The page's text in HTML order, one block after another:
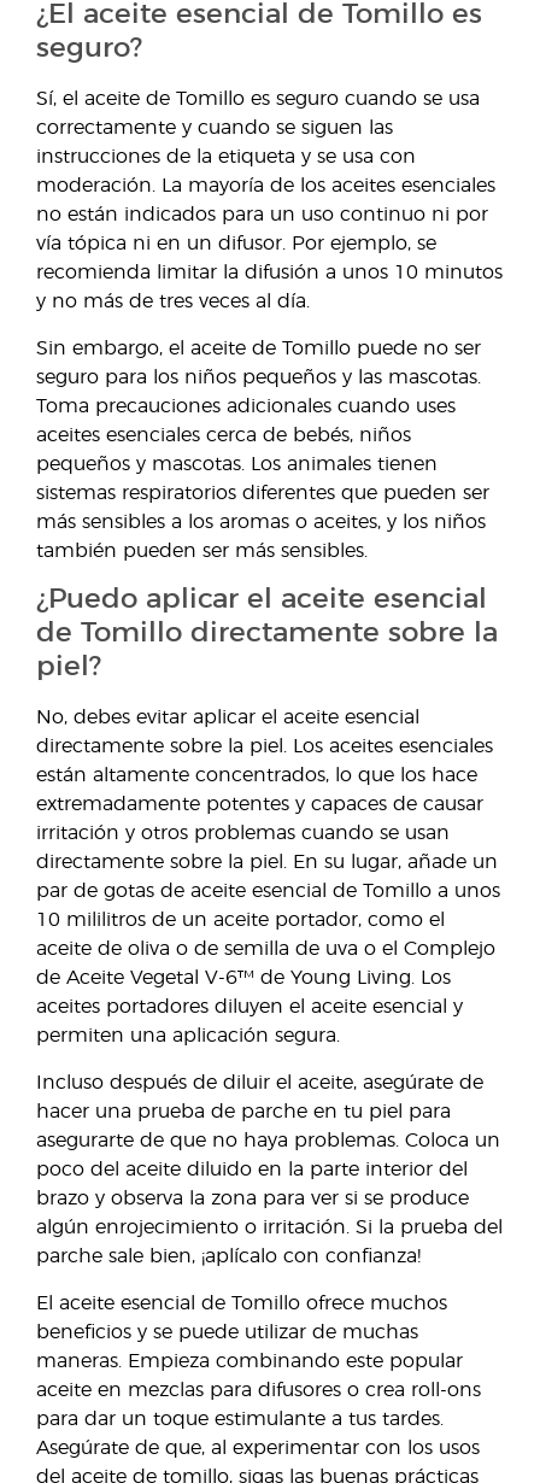
¿El aceite esencial de Tomillo es
seguro?
Sí, el aceite de Tomillo es seguro cuando se usa
correctamente y cuando se siguen las
instrucciones de la etiqueta y se usa con
moderación. La mayoría de los aceites esenciales
no están indicados para un uso continuo ni por
vía tópica ni en un difusor. Por ejemplo, se
recomienda limitar la difusión a unos 10 minutos
y no más de tres veces al día.
Sin embargo, el aceite de Tomillo puede no ser
seguro para los niños pequeños y las mascotas.
Toma precauciones adicionales cuando uses
aceites esenciales cerca de bebés, niños
pequeños y mascotas. Los animales tienen
sistemas respiratorios diferentes que pueden ser
más sensibles a los aromas o aceites, y los niños
también pueden ser más sensibles.
¿Puedo aplicar el aceite esencial
de Tomillo directamente sobre la
piel?
No, debes evitar aplicar el aceite esencial
directamente sobre la piel. Los aceites esenciales
están altamente concentrados, lo que los hace
extremadamente potentes y capaces de causar
irritación y otros problemas cuando se usan
directamente sobre la piel. En su lugar, añade un
par de gotas de aceite esencial de Tomillo a unos
10 mililitros de un aceite portador, como el
aceite de oliva o de semilla de uva o el Complejo
de Aceite Vegetal V-6™ de Young Living. Los
aceites portadores diluyen el aceite esencial y
permiten una aplicación segura.
Incluso después de diluir el aceite, asegúrate de
hacer una prueba de parche en tu piel para
asegurarte de que no haya problemas. Coloca un
poco del aceite diluido en la parte interior del
brazo y observa la zona para ver si se produce
algún enrojecimiento o irritación. Si la prueba del
parche sale bien, ¡aplícalo con confianza!
El aceite esencial de Tomillo ofrece muchos
beneficios y se puede utilizar de muchas
maneras. Empieza combinando este popular
aceite en mezclas para difusores o crea roll-ons
para dar un toque estimulante a tus tardes.
Asegúrate de que, al experimentar con los usos
del aceite de tomillo, sigas las buenas prácticas